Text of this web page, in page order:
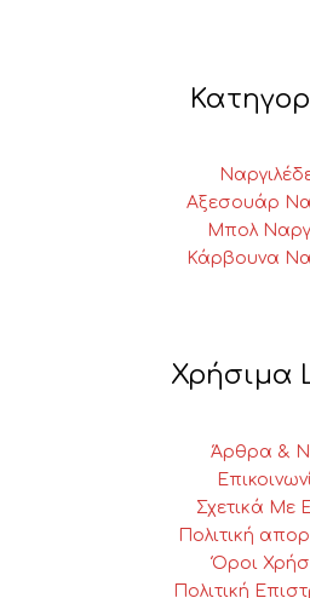
Αξεσουάρ
Μπολ
Κάρβουνα
Χρήσιμα
Άρθρα &
Σχετικά Με
Πολιτική
Όροι
Πολιτική